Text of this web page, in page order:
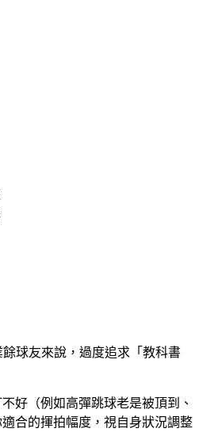
球友來說， 過度追求「教科書
好（例如高彈跳球老是被頂到、
合的揮拍幅度，視自身狀況調整